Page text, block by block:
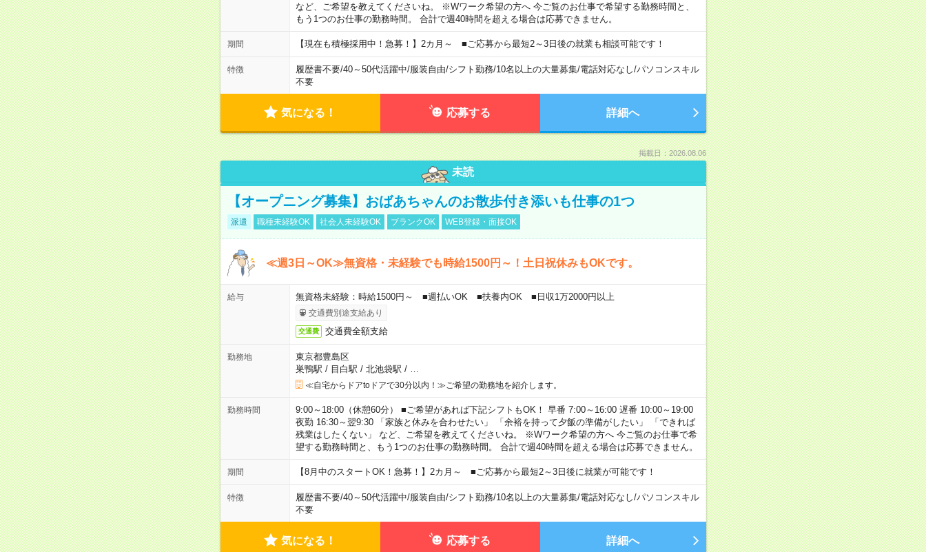
など、ご希望を教えてくださいね。 ※Wワーク希望の方へ 今ご覧のお仕事で希望する勤務時間と、
もう1つのお仕事の勤務時間。 合計で週40時間を超える場合は応募できません。
期間 【現在も積極採用中！急募！】2カ月～ ■ご応募から最短2～3日後の就業も相談可能です！
特徴 履歴書不要/40～50代活躍中/服装自由/シフト勤務/10名以上の大量募集/電話対応なし/パソコンスキル
不要
気になる！ 応募する 詳細へ
掲載日：2026.08.06
未読
【オープニング募集】おばあちゃんのお散歩付き添いも仕事の1つ
派遣 職種未経験OK 社会人未経験OK ブランクOK WEB登録・面接OK
≪週3日～OK≫無資格・未経験でも時給1500円～！土日祝休みもOKです。
給与 無資格未経験：時給1500円～ ■週払いOK ■扶養内OK ■日収1万2000円以上
交通費別途支給あり
交通費 交通費全額支給
勤務地
東京都豊島区
巣鴨駅 / 目白駅 / 北池袋駅 /
≪自宅からドアtoドアで30分以内！≫ご希望の勤務地を紹介します。
勤務時間
9:00～18:00（休憩60分） ■ご希望があれば下記シフトもOK！ 早番 7:00～16:00 遅番 10:00～19:00
夜勤 16:30～翌9:30 「家族と休みを合わせたい」 「余裕を持って夕飯の準備がしたい」 「できれば
残業はしたくない」 など、ご希望を教えてくださいね。 ※Wワーク希望の方へ 今ご覧のお仕事で希
望する勤務時間と、もう1つのお仕事の勤務時間。 合計で週40時間を超える場合は応募できません。
期間 【8月中のスタートOK！急募！】2カ月～ ■ご応募から最短2～3日後に就業が可能です！
特徴 履歴書不要/40～50代活躍中/服装自由/シフト勤務/10名以上の大量募集/電話対応なし/パソコンスキル
不要
気になる！ 応募する 詳細へ